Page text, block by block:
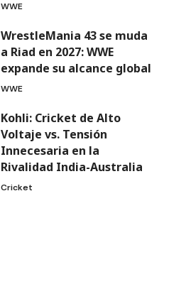
WWE
WrestleMania 43 se muda
a Riad en 2027: WWE
expande su alcance global
WWE
Kohli: Cricket de Alto
Voltaje vs. Tensión
Innecesaria en la
Rivalidad India-Australia
Cricket